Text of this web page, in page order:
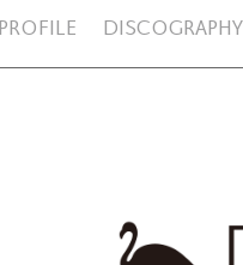
PROFILE DISCOGRAPHY